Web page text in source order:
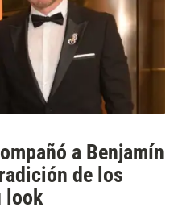
a Benjamín
de los
look